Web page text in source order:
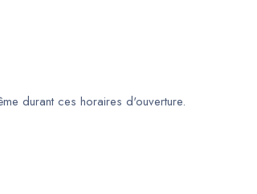
durant ces horaires d'ouverture.